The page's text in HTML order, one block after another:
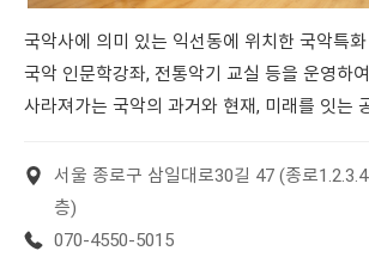
국악사에 의미 있는 익선동에 위치한 국악특
국악 인문학강좌, 전통악기 교실 등을 운영하여
사라져가는 국악의 과거와 현재, 미래를 잇는
서울 종로구 삼일대로30길 47 (종로
층)
070-4550-5015